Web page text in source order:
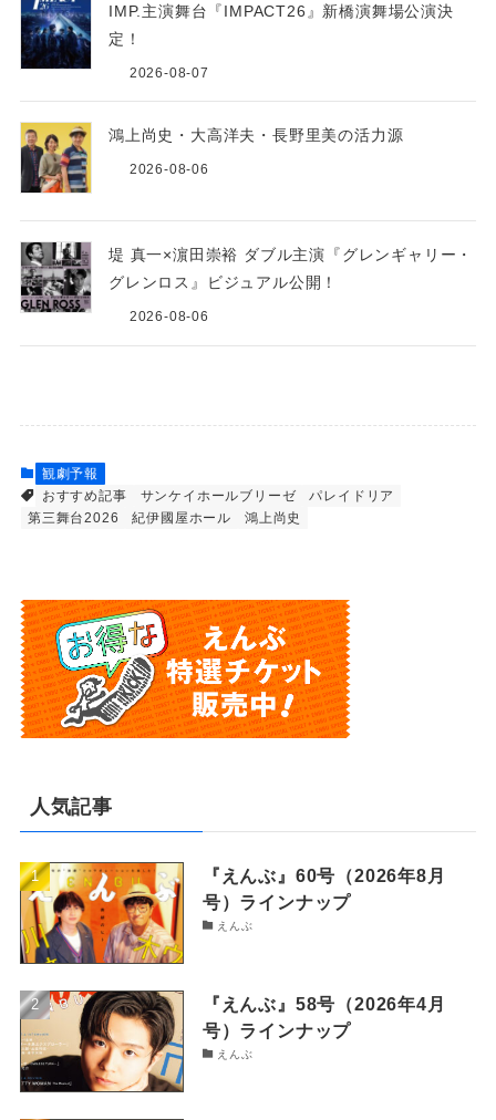
IMP.主演舞台『IMPACT26』新橋演舞場公演決
定！
2026-08-07
鴻上尚史・大高洋夫・長野里美の活力源
2026-08-06
堤 真一×濵田崇裕 ダブル主演『グレンギャリー・
グレンロス』ビジュアル公開！
2026-08-06
観劇予報
おすすめ記事
サンケイホールブリーゼ
パレイドリア
第三舞台2026
紀伊國屋ホール 鴻上尚史
人気記事
『えんぶ』60号（2026年8月
号）ラインナップ
えんぶ
『えんぶ』58号（2026年4月
号）ラインナップ
えんぶ